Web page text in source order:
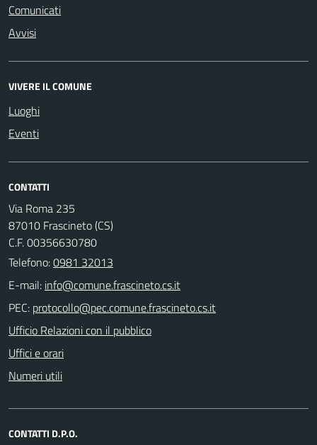
Comunicati
Avvisi
VIVERE IL COMUNE
Luoghi
Eventi
CONTATTI
Via Roma 235
87010 Frascineto (CS)
C.F. 00356630780
Telefono:0981 32013
E-mail:
PEC:
Ufficio Relazioni con il pubblico
Uffici e orari
Numeri utili
CONTATTI D.P.O.